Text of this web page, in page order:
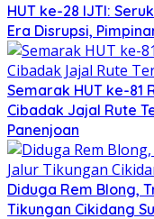
HUT ke-28 IJTI:
Era Disrupsi,
Semarak HUT ke-81
Cibadak Jajal Rute
Panenjoan
Diduga Rem Blong,
Tikungan Cikidang